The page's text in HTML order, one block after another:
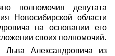
полномочия депутата
Новосибирской области
на основании его
своих полномочий.
Льва Александровича из